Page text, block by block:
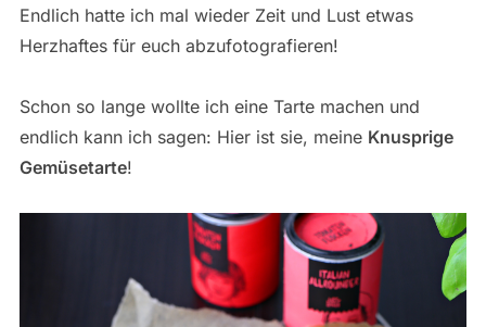
Endlich hatte ich mal wieder Zeit und Lust etwas
Herzhaftes für euch abzufotografieren!
Schon so lange wollte ich eine Tarte machen und
endlich kann ich sagen: Hier ist sie, meine Knusprige
Gemüsetarte!